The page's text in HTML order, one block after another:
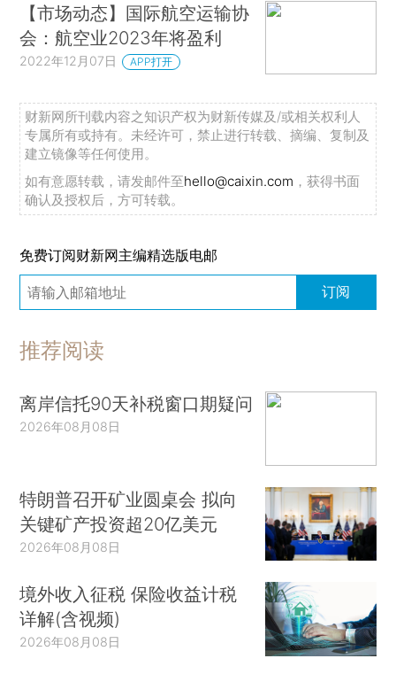
【市场动态】国际航空运输协
会：航空业2023年将盈利
2022年12月07日 APP打开
财新网所刊载内容之知识产权为财新传媒及/或相关权利人
专属所有或持有。未经许可，禁止进行转载、摘编、复制及
建立镜像等任何使用。
如有意愿转载，请发邮件至hello@caixin.com ，获得书面
确认及授权后，方可转载。
免费订阅财新网主编精选版电邮
订阅
推荐阅读
离岸信托90天补税窗口期疑问
2026年08月08日
特朗普召开矿业圆桌会 拟向
关键矿产投资超20亿美元
2026年08月08日
境外收入征税 保险收益计税
详解(含视频)
2026年08月08日